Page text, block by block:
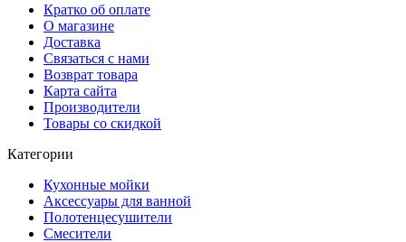
Кратко об оплате
О магазине
Доставка
Связаться с нами
Возврат товара
Карта сайта
Производители
Товары со скидкой
Категории
Кухонные мойки
Аксессуары для ванной
Полотенцесушители
Смесители